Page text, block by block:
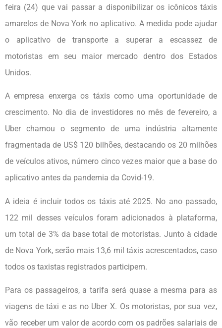
feira (24) que vai passar a disponibilizar os icônicos táxis
amarelos de Nova York no aplicativo. A medida pode ajudar
o aplicativo de transporte a superar a escassez de
motoristas em seu maior mercado dentro dos Estados
Unidos.
A empresa enxerga os táxis como uma oportunidade de
crescimento. No dia de investidores no mês de fevereiro, a
Uber chamou o segmento de uma indústria altamente
fragmentada de US$ 120 bilhões, destacando os 20 milhões
de veículos ativos, número cinco vezes maior que a base do
aplicativo antes da pandemia da Covid-19.
A ideia é incluir todos os táxis até 2025. No ano passado,
122 mil desses veículos foram adicionados à plataforma,
um total de 3% da base total de motoristas. Junto à cidade
de Nova York, serão mais 13,6 mil táxis acrescentados, caso
todos os taxistas registrados participem.
Para os passageiros, a tarifa será quase a mesma para as
viagens de táxi e as no Uber X. Os motoristas, por sua vez,
vão receber um valor de acordo com os padrões salariais de